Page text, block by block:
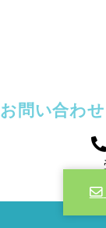
お問い合わせ